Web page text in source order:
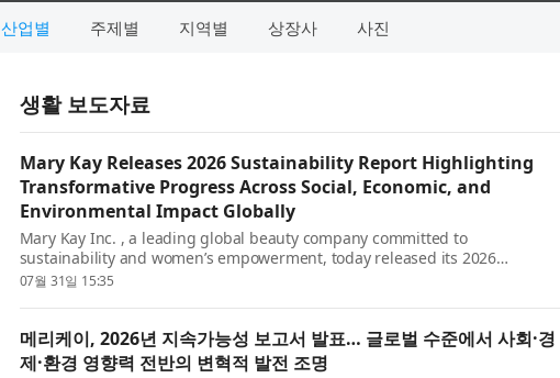
산업별 주제별 지역별 상장사 사진
생활 보도자료
Mary Kay Releases 2026 Sustainability Report Highlighting
Transformative Progress Across Social, Economic, and
Environmental Impact Globally
Mary Kay Inc. , a leading global beauty company committed to
sustainability and women’s empowerment, today released its 2026
Sustainability Report, outlining progress toward its 2030 goals and
07월 31일 15:35
메리케이, 2026년 지속가능성 보고서 발표… 글로벌 수준에서 사회·경
제·환경 영향력 전반의 변혁적 발전 조명